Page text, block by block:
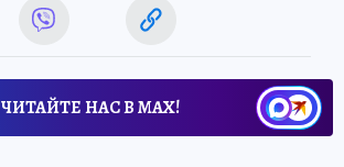
ЧИТАЙТЕ НАС В МАХ!